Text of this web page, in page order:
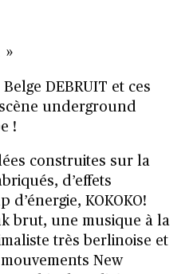
»
DEBRUIT et ces
underground
!
construites sur la
d’effets
KOKOKO!
brut, une musique à la
très berlinoise et
New